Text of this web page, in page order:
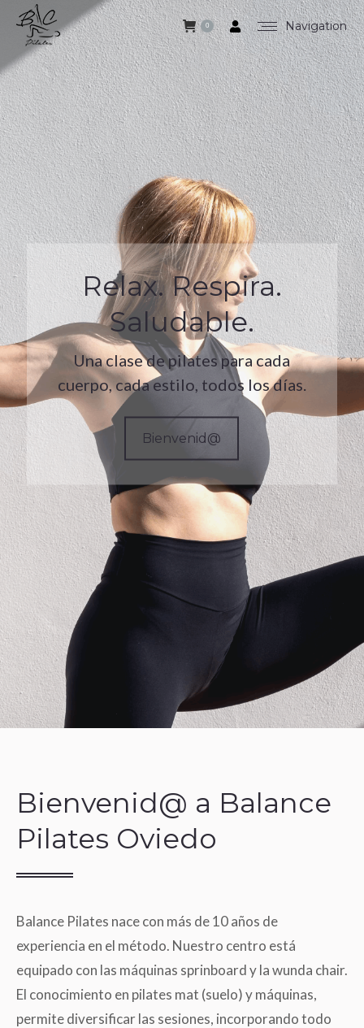
Navigation
0
Relax. Respira.
Saludable.
Una clase de pilates para cada
cuerpo, cada estilo, todos los días.
Bienvenid@
Bienvenid@ a Balance
Pilates Oviedo
Balance Pilates nace con más de 10 años de
experiencia en el método. Nuestro centro está
equipado con las máquinas sprinboard y la wunda chair.
El conocimiento en pilates mat (suelo) y máquinas,
permite diversificar las sesiones, incorporando todo